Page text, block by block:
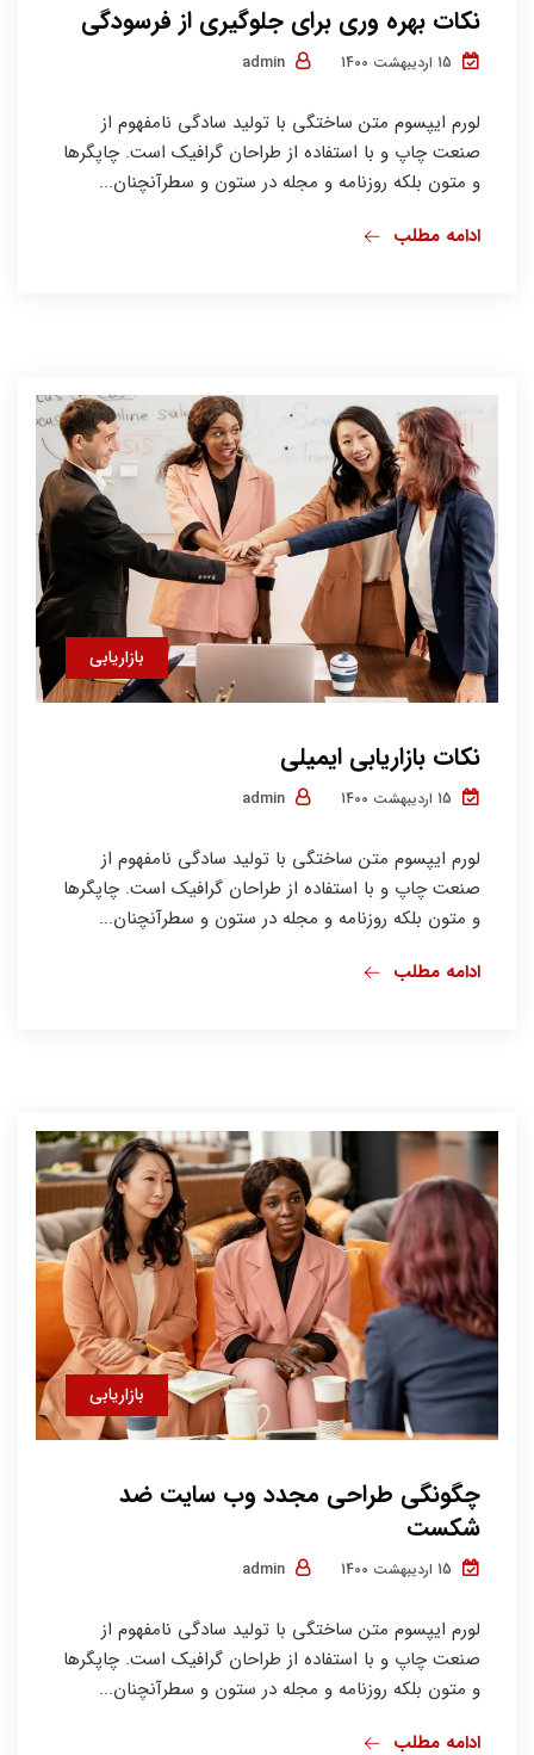
نکات بهره وری برای جلوگیری از فرسودگی
لورم ایپسوم متن ساختگی با تولید سادگی نامفهوم از
صنعت چاپ و با استفاده از طراحان گرافیک است. چاپگرها
و متون بلکه روزنامه و مجله در ستون و سطرآنچنان...
ادامه مطلب
بازاریابی
نکات بازاریابی ایمیلی
لورم ایپسوم متن ساختگی با تولید سادگی نامفهوم از
صنعت چاپ و با استفاده از طراحان گرافیک است. چاپگرها
و متون بلکه روزنامه و مجله در ستون و سطرآنچنان...
ادامه مطلب
بازاریابی
چگونگی طراحی مجدد وب سایت ضد
شکست
لورم ایپسوم متن ساختگی با تولید سادگی نامفهوم از
صنعت چاپ و با استفاده از طراحان گرافیک است. چاپگرها
و متون بلکه روزنامه و مجله در ستون و سطرآنچنان...
ادامه مطلب